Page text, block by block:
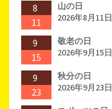
8
11
山の日
2026年8月11日
9
15
敬老の日
2026年9月15日
9
23
秋分の日
2026年9月23日